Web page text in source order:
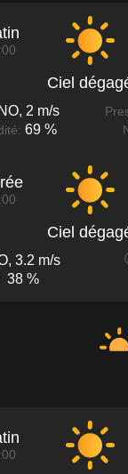
Ciel
NO, 2 m/s
69 %
Ciel
3.2 m/s
38 %